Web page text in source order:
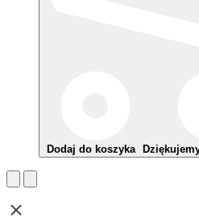
Dodaj do koszyka